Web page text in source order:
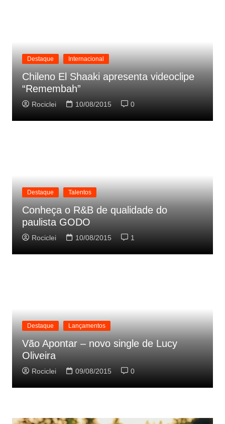
Destaque Internacional
Chileno El Shaaki apresenta videoclipe
“Remembah”
Rociclei 10/08/2015 0
Destaque Talentos
Conheça o R&B de qualidade do
paulista GODO
Rociclei 10/08/2015 1
Destaque Lançamentos
Vão Apontar – novo single de Lucy
Oliveira
Rociclei 09/08/2015 0